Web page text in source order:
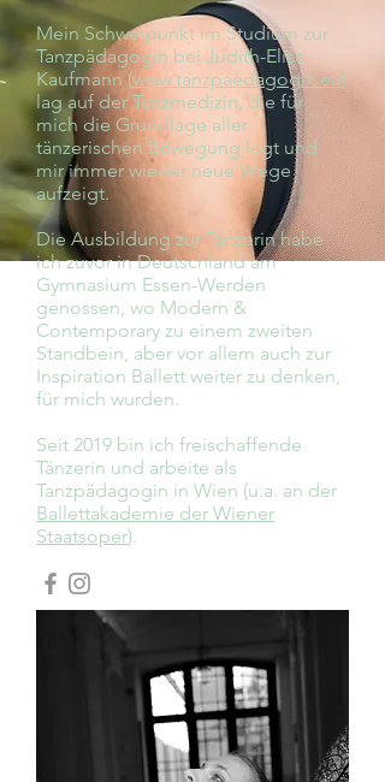
Mein Schwerpunkt im Studium zur
Tanzpädagogin bei Judith-Elisa
Kaufmann (www.tanzpaedagogik.eu)
lag auf der Tanzmedizin, die für
mich die Grundlage aller
tänzerischen Bewegung legt und
mir immer wieder neue Wege
aufzeigt.
Die Ausbildung zur Tänzerin habe
ich zuvor in Deutschland am
Gymnasium Essen-Werden
genossen, wo Modern &
Contemporary zu einem zweiten
Standbein, aber vor allem auch zur
Inspiration Ballett weiter zu denken,
für mich wurden.
Seit 2019 bin ich freischaffende
Tänzerin und arbeite als
Tanzpädagogin in Wien (u.a. an der
Ballettakademie der Wiener
Staatsoper).